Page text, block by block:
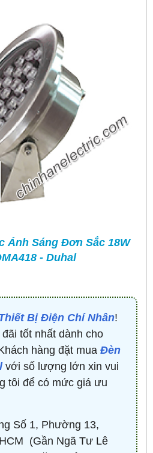
Ánh Sáng Đơn Sắc 18W
- Duhal
Bị Điện Chí Nhân!
tốt nhất dành cho
hàng đặt mua Đèn
với số lượng lớn xin vui
tôi để có mức giá ưu
Số 1, Phường 13,
(Gần Ngã Tư Lê